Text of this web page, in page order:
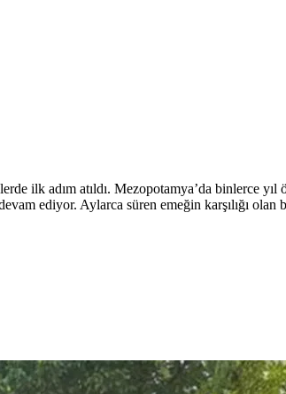
ilk adım atıldı. Mezopotamya’da binlerce
ediyor. Aylarca süren emeğin karşılığı